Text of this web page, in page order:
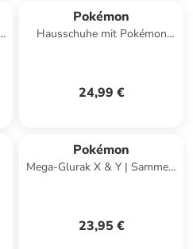
Pokémon
Hausschuhe mit Pokémon
24,99 €
Pokémon
Mega-Glurak X & Y | Sammel-
23,95 €